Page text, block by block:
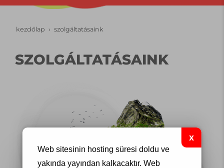
kezdőlap szolgáltatásaink
SZOLGÁLTATÁSAINK
Web sitesinin hosting süresi doldu ve
yakında yayından kalkacaktır. Web